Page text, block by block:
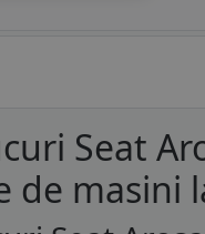
Seat
de masini